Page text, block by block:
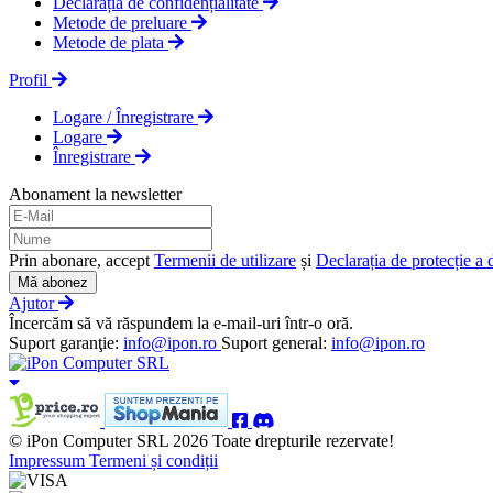
Metode de preluare
Metode de plata
Profil
Logare / Înregistrare
Logare
Înregistrare
Abonament la newsletter
Prin abonare, accept Termenii de utilizare și Declarația de protecție a
Mă abonez
Ajutor
Încercăm să vă răspundem la e-mail-uri într-o oră.
Suport garanţie: info@ipon.ro Suport general: info@ipon.ro
© iPon Computer SRL 2026 Toate drepturile rezervate!
Impressum Termeni și condiții